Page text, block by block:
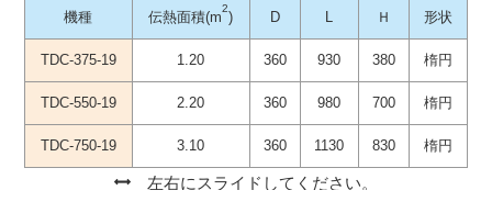
機種 伝熱面積(m
2
) D L Ｈ 形状
TDC-375-19 1.20 360 930 380 楕円
TDC-550-19 2.20 360 980 700 楕円
TDC-750-19 3.10 360 1130 830 楕円